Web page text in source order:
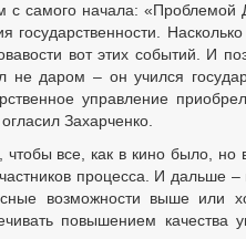
с самого начала: «Проблемой
государственности.
вот этих событий. И
не даром – он учился
управление
Захарченко.
чтобы все, как в кино было,
процесса. И дальше
возможности выше или
повышением качества